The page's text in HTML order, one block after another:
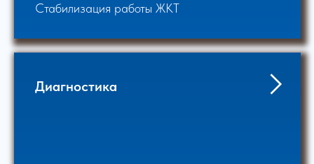
Стабилизация работы ЖКТ
Диагностика